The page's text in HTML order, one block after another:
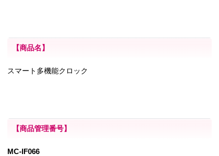
【商品名】
スマート多機能クロック
【商品管理番号】
MC-IF066